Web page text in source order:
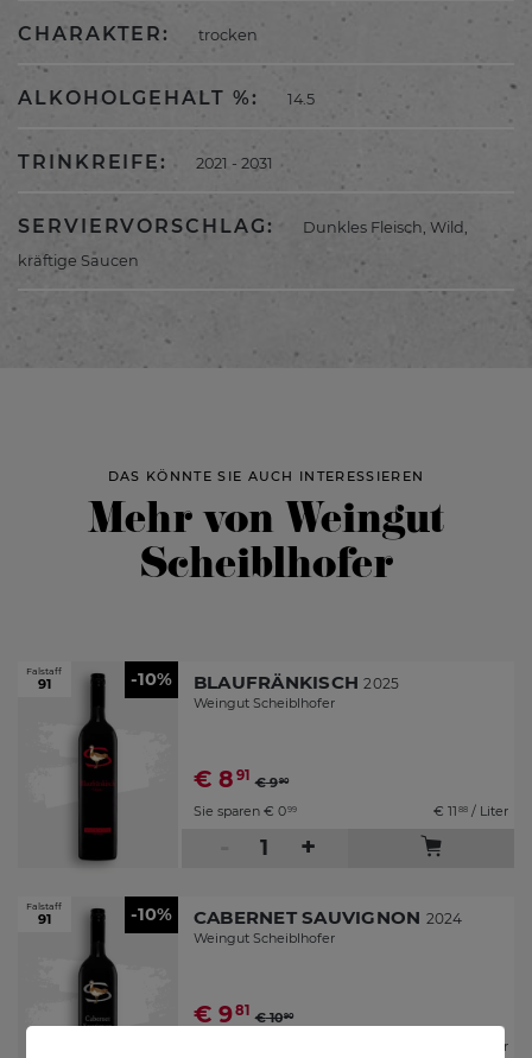
CHARAKTER: trocken
ALKOHOLGEHALT %: 14.5
TRINKREIFE: 2021 - 2031
SERVIERVORSCHLAG:
Dunkles Fleisch, Wild,
kräftige Saucen
DAS KÖNNTE SIE AUCH INTERESSIEREN
Mehr von Weingut
Scheiblhofer
Falstaff
91 -10% BLAUFRÄNKISCH2025
Weingut Scheiblhofer
€ 8 91 €990
Sie sparen € 099 € 11 88/ Liter
+
Falstaff
91 -10% CABERNET SAUVIGNON 2024
Weingut Scheiblhofer
€ 981 €1090
/ Liter